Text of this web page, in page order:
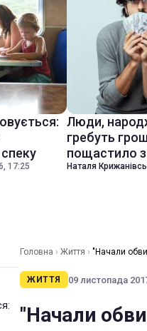
17:25
Люди,
гребуть
пощастило
Наталя
Головна › Життя › "Начали
ЖИТТЯ 09 листопада
"Начали